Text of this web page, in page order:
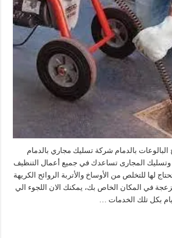
وفتح
البالوعات
بالدمام
مغلقة
بالدمام شركة تسليك مجاري بالدمام
المجارى تساعدك في جميع أعمال التنظيف
لها للتخلص من الأوساخ والأتربة الروائح الكريهة
في المكان الخاص بك، يمكنك الان اللجوء الي
بكل تلك الخدمات …